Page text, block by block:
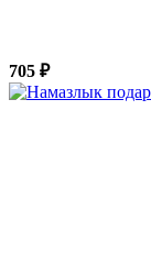
705 ₽